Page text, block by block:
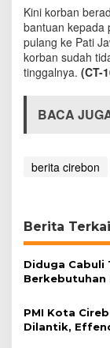
Kini korban
bantuan kepada
pulang ke Pati
korban sudah
tinggalnya. (CT-
BACA
berita cirebon
Berita
Diduga Cabuli
Berkebutuhan
PMI Kota
Dilantik,